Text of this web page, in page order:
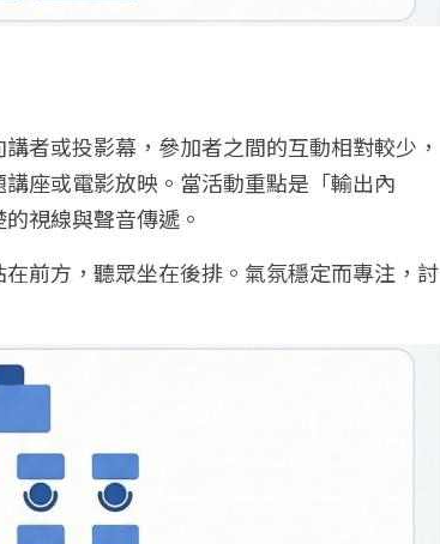
者或投影幕，參加者之間的互動相對較少，
座或電影放映。當活動重點是「輸出內
視線與聲音傳遞。
前方，聽眾坐在後排。氣氛穩定而專注，討